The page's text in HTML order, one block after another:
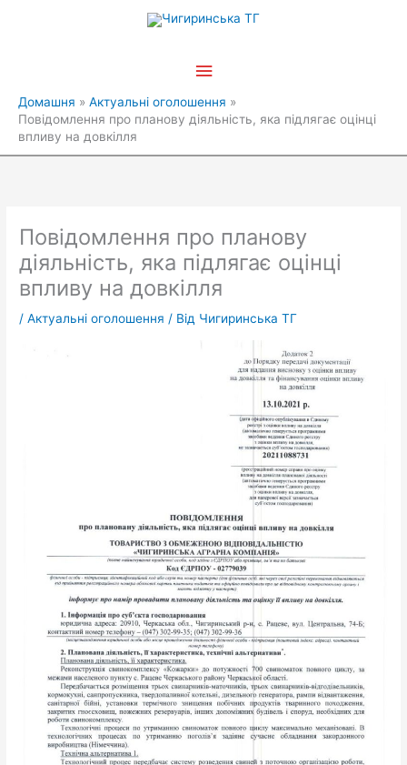
Головне
Домашня
Актуальні оголошення
Повідомлення про планову діяльність, яка підлягає оцінці
впливу на довкілля
Повідомлення про планову
діяльність, яка підлягає оцінці
впливу на довкілля
/Актуальні оголошення / Від Чигиринська ТГ